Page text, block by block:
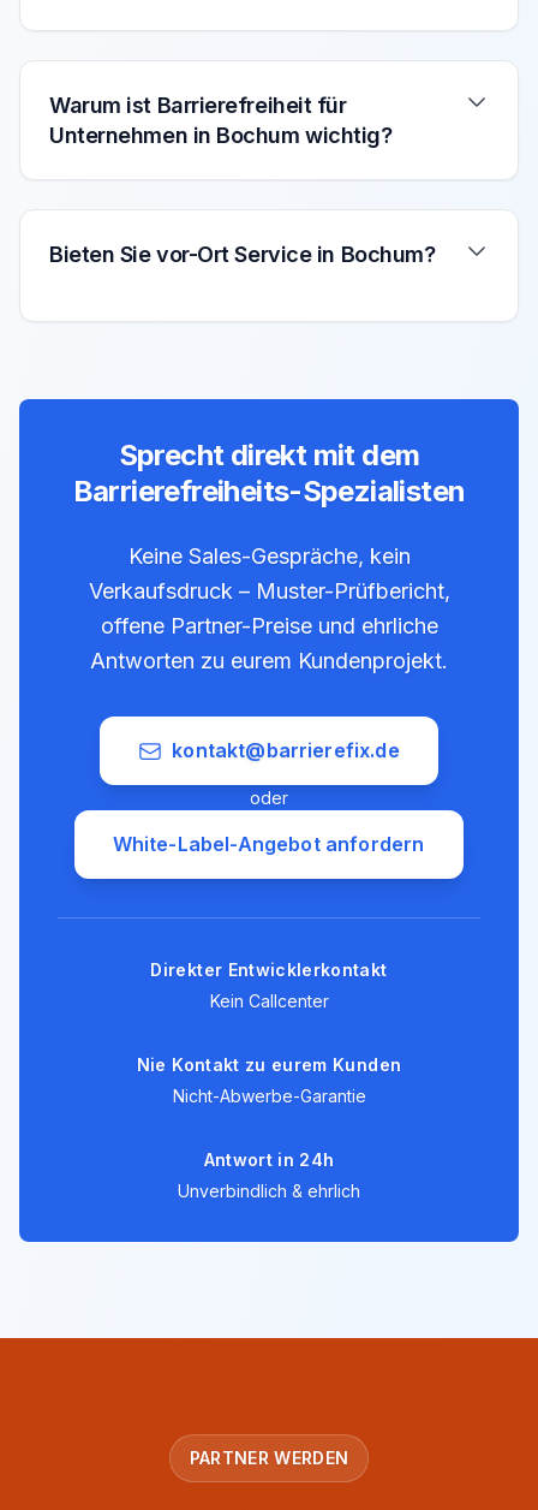
Warum ist Barrierefreiheit für
Unternehmen in Bochum wichtig?
Bieten Sie vor-Ort Service in Bochum?
Sprecht direkt mit dem
Barrierefreiheits-Spezialisten
Keine Sales-Gespräche, kein
Verkaufsdruck – Muster-Prüfbericht,
offene Partner-Preise und ehrliche
Antworten zu eurem Kundenprojekt.
kontakt@barrierefix.de
oder
White-Label-Angebot anfordern
Direkter Entwicklerkontakt
Kein Callcenter
Nie Kontakt zu eurem Kunden
Nicht-Abwerbe-Garantie
Antwort in 24h
Unverbindlich & ehrlich
PARTNER WERDEN